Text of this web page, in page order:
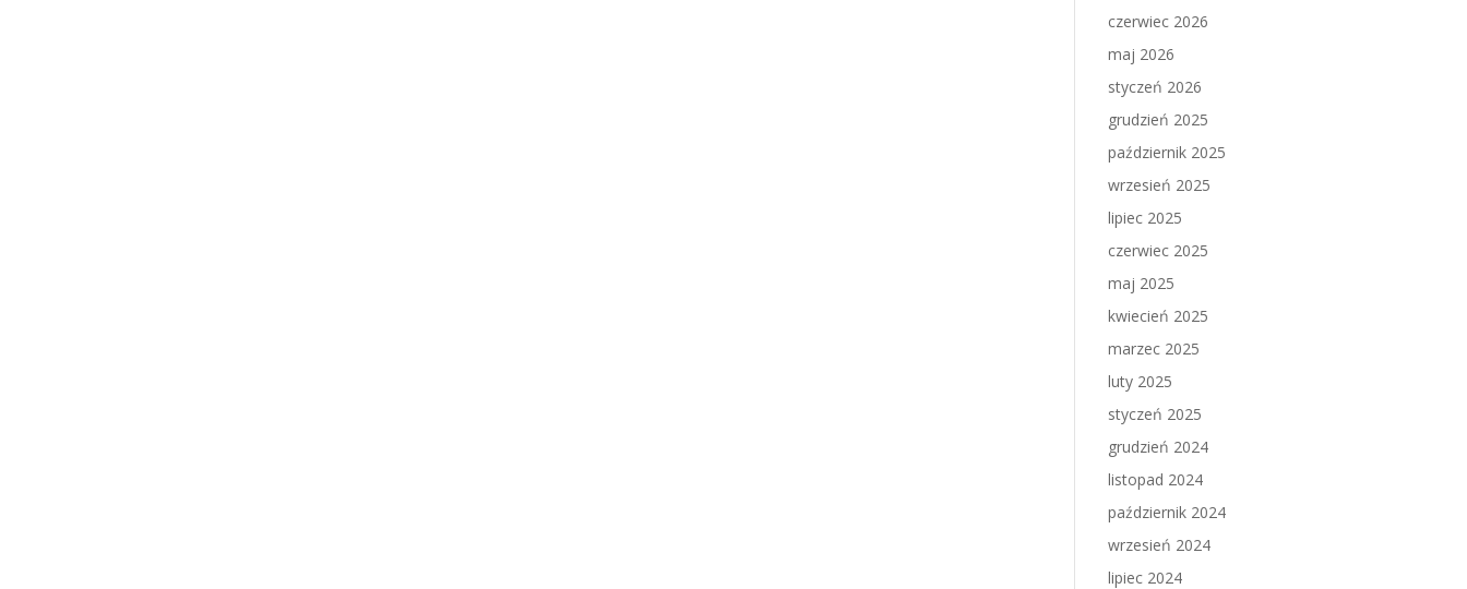
czerwiec 2026
maj 2026
styczeń 2026
grudzień 2025
październik 2025
wrzesień 2025
lipiec 2025
czerwiec 2025
maj 2025
kwiecień 2025
marzec 2025
luty 2025
styczeń 2025
grudzień 2024
listopad 2024
październik 2024
wrzesień 2024
lipiec 2024